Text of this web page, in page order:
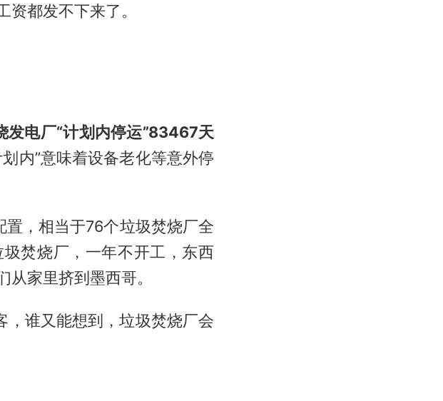
都发不下来了。
电厂“计划内停运”83467天
划内”意味着设备老化等意外停
，相当于76个垃圾焚烧厂全
焚烧厂，一年不开工，东西
家里挤到墨西哥。
，谁又能想到，垃圾焚烧厂会